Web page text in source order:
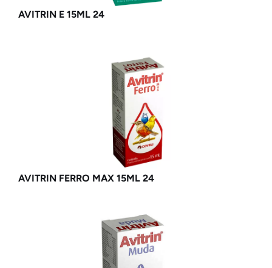
AVITRIN E 15ML 24
AVITRIN FERRO MAX 15ML 24